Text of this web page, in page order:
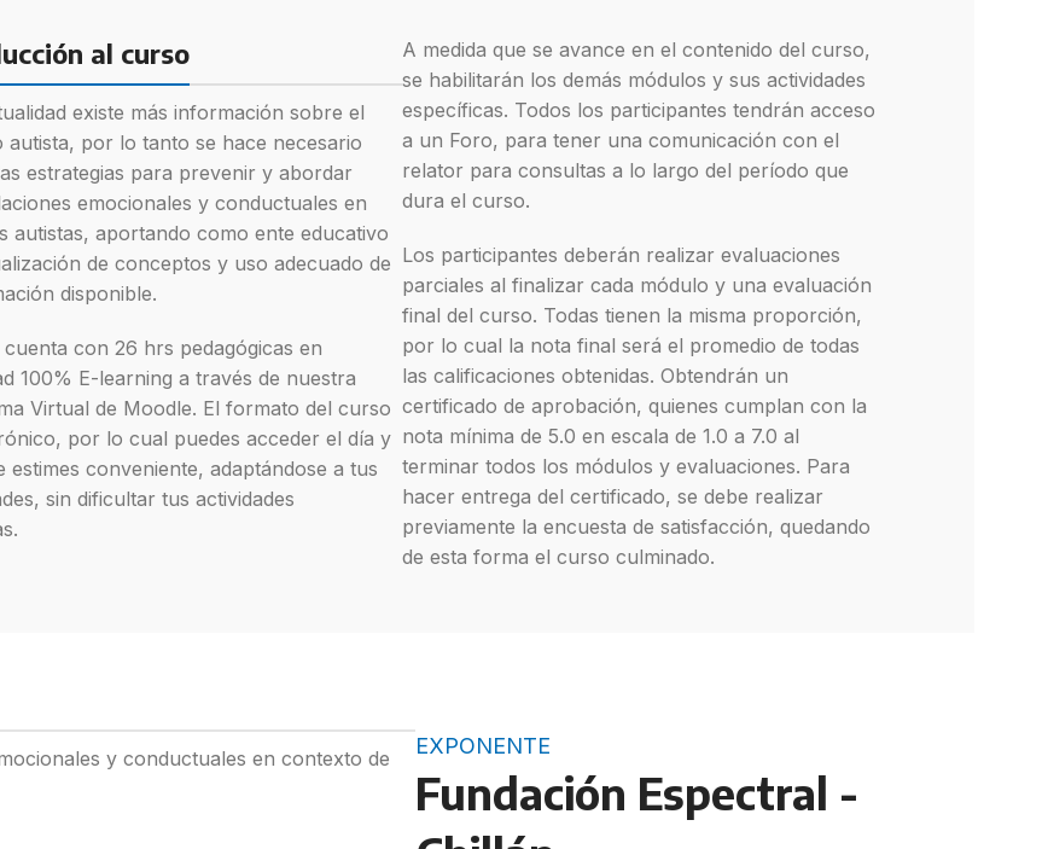
Introducción a la Psicología Deportiva
al curso
existe más información sobre el
autista, por lo tanto se hace necesario
estrategias para prevenir y abordar
emocionales y conductuales en
autistas, aportando como ente educativo
de conceptos y uso adecuado de
disponible.
con 26 hrs pedagógicas en
100% E-learning a través de nuestra
Virtual de Moodle. El formato del curso
por lo cual puedes acceder el día y
estimes conveniente, adaptándose a tus
sin dificultar tus actividades
A medida que se avance en el contenido del curso,
se habilitarán los demás módulos y sus actividades
específicas. Todos los participantes tendrán acceso
a un Foro, para tener una comunicación con el
relator para consultas a lo largo del período que
dura el curso.
Los participantes deberán realizar evaluaciones
parciales al finalizar cada módulo y una evaluación
final del curso. Todas tienen la misma proporción,
por lo cual la nota final será el promedio de todas
las calificaciones obtenidas. Obtendrán un
certificado de aprobación, quienes cumplan con la
nota mínima de 5.0 en escala de 1.0 a 7.0 al
terminar todos los módulos y evaluaciones. Para
hacer entrega del certificado, se debe realizar
previamente la encuesta de satisfacción, quedando
de esta forma el curso culminado.
y conductuales en contexto de
EXPONENTE
Fundación Espectral -